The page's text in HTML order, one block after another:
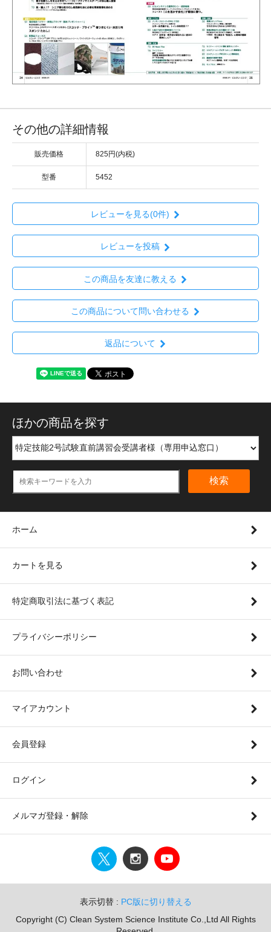
その他の詳細情報
販売価格 825円(内税)
型番 5452
レビューを見る(0件)
レビューを投稿
この商品を友達に教える
この商品について問い合わせる
返品について
ほかの商品を探す
検索
ホーム
カートを見る
特定商取引法に基づく表記
プライバシーポリシー
お問い合わせ
マイアカウント
会員登録
ログイン
メルマガ登録・解除
表示切替 : PC版に切り替える
Copyright (C) Clean System Science Institute Co.,Ltd All Rights